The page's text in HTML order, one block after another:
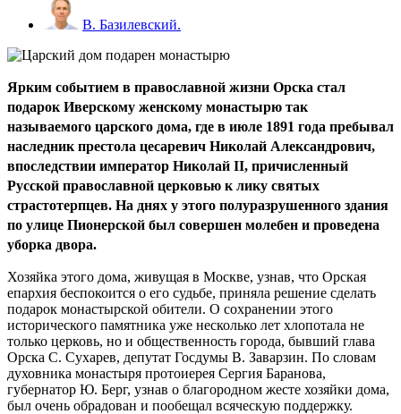
В. Базилевский.
Ярким событием в православной жизни Орска стал
подарок Иверскому женскому монастырю так
называемого царского дома, где в июле 1891 года пребывал
наследник престола цесаревич Николай Александрович,
впоследствии император Николай II, причисленный
Русской православной церковью к лику святых
страстотерпцев. На днях у этого полуразрушенного здания
по улице Пионерской был совершен молебен и проведена
уборка двора.
Хозяйка этого дома, живущая в Москве, узнав, что Орская
епархия беспокоится о его судьбе, приняла решение сделать
подарок монастырской обители. О сохранении этого
исторического памятника уже несколько лет хлопотала не
только церковь, но и общественность города, бывший глава
Орска С. Сухарев, депутат Госдумы В. Заварзин. По словам
духовника монастыря протоиерея Сергия Баранова,
губернатор Ю. Берг, узнав о благородном жесте хозяйки дома,
был очень обрадован и пообещал всяческую поддержку.